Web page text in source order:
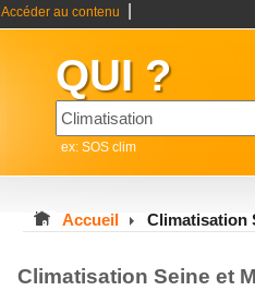
Accéder au contenu
QUI ?
ex: SOS clim
Accueil Climatisation
Climatisation Seine et